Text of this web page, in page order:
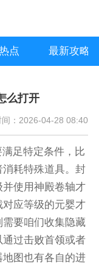
点 最新攻略
么打开
间：2026-04-28 08:40
足特定条件，比
耗特殊道具。封
使用神殿卷轴才
应等级的元婴才
要咱们收集隐藏
过击败首领或者
图也有各自的进